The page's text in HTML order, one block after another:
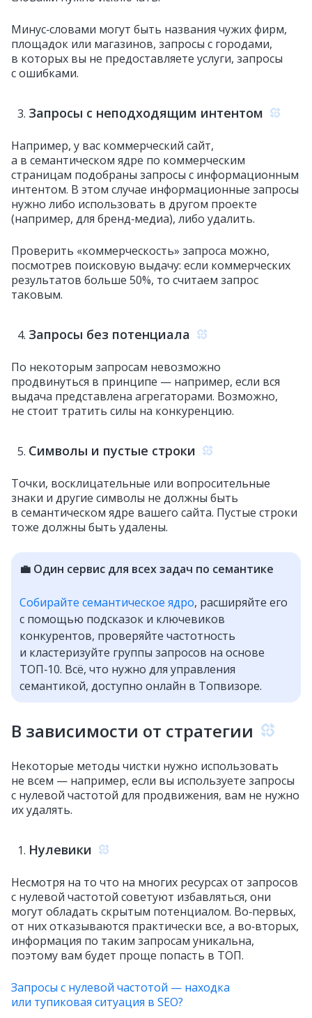
Минус‑словами могут быть названия чужих фирм,
площадок или магазинов, запросы с городами,
в которых вы не предоставляете услуги, запросы
с ошибками.
Запросы с неподходящим интентом
Например, у вас коммерческий сайт,
а в семантическом ядре по коммерческим
страницам подобраны запросы с информационным
интентом. В этом случае информационные запросы
нужно либо использовать в другом проекте
(например, для бренд‑медиа), либо удалить.
Проверить «коммерческость» запроса можно,
посмотрев поисковую выдачу: если коммерческих
результатов больше 50%, то считаем запрос
таковым.
Запросы без потенциала
По некоторым запросам невозможно
продвинуться в принципе — например, если вся
выдача представлена агрегаторами. Возможно,
не стоит тратить силы на конкуренцию.
Символы и пустые строки
Точки, восклицательные или вопросительные
знаки и другие символы не должны быть
в семантическом ядре вашего сайта. Пустые строки
тоже должны быть удалены.
💼 Один сервис для всех задач по семантике
Собирайте семантическое ядро, расширяйте его
с помощью подсказок и ключевиков
конкурентов, проверяйте частотность
и кластеризуйте группы запросов на основе
ТОП‑10. Всё, что нужно для управления
семантикой, доступно онлайн в Топвизоре.
В зависимости от стратегии
Некоторые методы чистки нужно использовать
не всем — например, если вы используете запросы
с нулевой частотой для продвижения, вам не нужно
их удалять.
Нулевики
Несмотря на то что на многих ресурсах от запросов
с нулевой частотой советуют избавляться, они
могут обладать скрытым потенциалом. Во‑первых,
от них отказываются практически все, а во‑вторых,
информация по таким запросам уникальна,
поэтому вам будет проще попасть в ТОП.
Запросы с нулевой частотой — находка
или тупиковая ситуация в SEO?